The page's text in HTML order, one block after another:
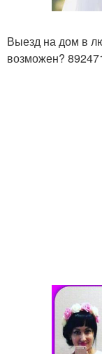
Выезд на дом в
возможен?